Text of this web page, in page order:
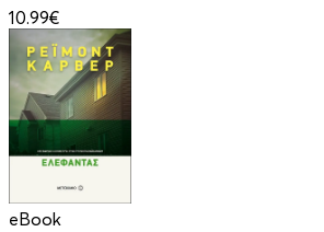
10.99€
eBook